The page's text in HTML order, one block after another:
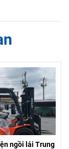
ngồi lái Trung